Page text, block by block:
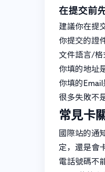
在提交前
建議你在提
你提交的證
文件語言/格
你填的地址
你填的Email
很多失敗不
常見卡
國際站的通
定，還是會
電話號碼不